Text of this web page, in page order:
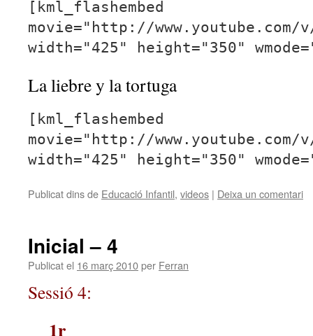
[kml_flashembed
movie="http://www.youtube.com/v/
width="425" height="350"
La liebre y la tortuga
[kml_flashembed
movie="http://www.youtube.com/
width="425" height="350"
Publicat dins de Educació Infantil, videos | Deixa un comentari
Inicial – 4
Publicat el 16 març 2010per Ferran
Sessió 4:
1r